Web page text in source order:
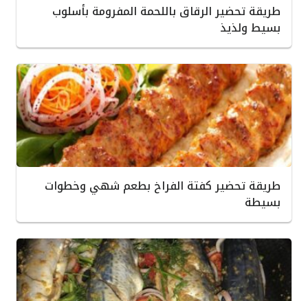
طريقة تحضير الرقاق باللحمة المفرومة بأسلوب
بسيط ولذيذ
طريقة تحضير كفتة الفراخ بطعم شهي وخطوات
بسيطة